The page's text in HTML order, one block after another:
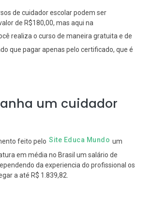
de cuidador escolar podem ser
de R$180,00, mas aqui na
realiza o curso de maneira gratuita e de
que pagar apenas pelo certificado, que é
um cuidador
feito pelo Site Educa Mundo um
em média no Brasil um salário de
da experiencia do profissional os
a até R$ 1.839,82.